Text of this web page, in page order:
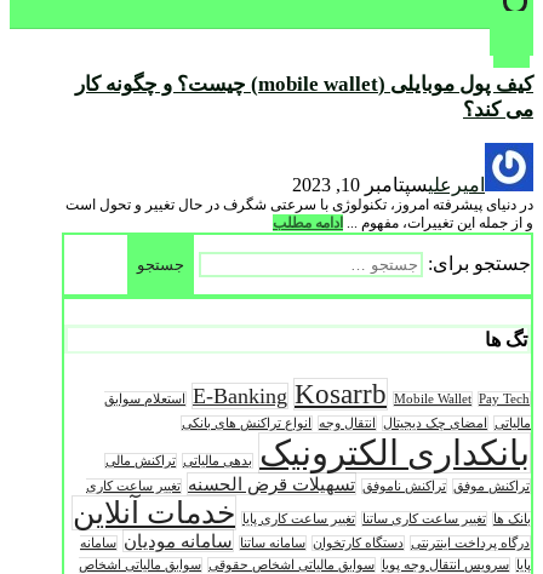
کیف پول موبایلی (mobile wallet) چیست؟ و چگونه کار
می کند؟
امیرعلیسپتامبر 10, 2023
در دنیای پیشرفته امروز، تکنولوژی با سرعتی شگرف در حال تغییر و تحول است
و از جمله این تغییرات، مفهوم ... ادامه مطلب
جستجو برای:
تگ ها
E-Banking Kosarrb Mobile Wallet Pay Tech
استعلام سوابق
مالیاتی
امضای چک دیجیتال انتقال وجه انواع تراکنش های بانکی
بانکداری الکترونیک بدهی مالیاتی تراکنش مالی
تراکنش موفق
تراکنش ناموفق تسهیلات قرض الحسنه تغییر ساعت کاری
بانک ها تغییر ساعت کاری ساتنا تغییر ساعت کاری پایا خدمات آنلاین
درگاه پرداخت اینترنتی دستگاه کارتخوان سامانه ساتنا سامانه مودیان
سامانه
پایا
سرویس انتقال وجه پویا سوابق مالیاتی اشخاص حقوقی سوابق مالیاتی اشخاص